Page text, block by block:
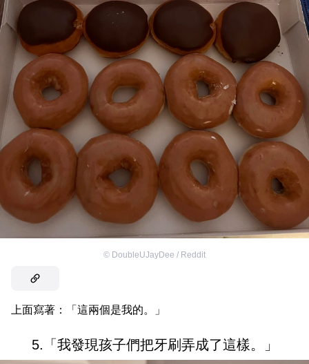
© DoubleUJayDee / Reddit
上面寫著：「這兩個是我的。」
5.「我發現孩子們把牙刷弄成了這樣。」